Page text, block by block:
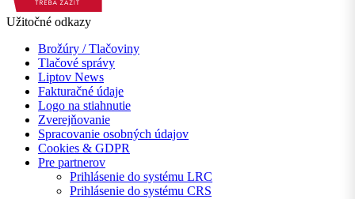
Užitočné odkazy
Brožúry / Tlačoviny
Tlačové správy
Liptov News
Fakturačné údaje
Logo na stiahnutie
Zverejňovanie
Spracovanie osobných údajov
Cookies & GDPR
Pre partnerov
Prihlásenie do systému LRC
Prihlásenie do systému CRS